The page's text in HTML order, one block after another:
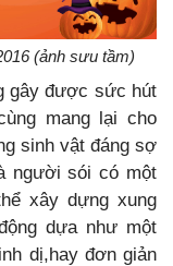
(ảnh sưu tầm)
gây được sức hút
mang lại cho
sinh vật đáng sợ
người sói có một
xây dựng xung
dựa như một
dị,hay đơn giản